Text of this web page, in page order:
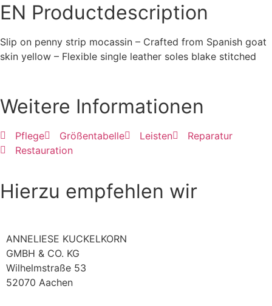
EN Productdescription
Slip on penny strip mocassin – Crafted from Spanish goat
skin yellow – Flexible single leather soles blake stitched
Weitere Informationen
Pflege Größentabelle Leisten
Reparatur
Restauration
Hierzu empfehlen wir
ANNELIESE KUCKELKORN
GMBH & CO. KG
Wilhelmstraße 53
52070 Aachen